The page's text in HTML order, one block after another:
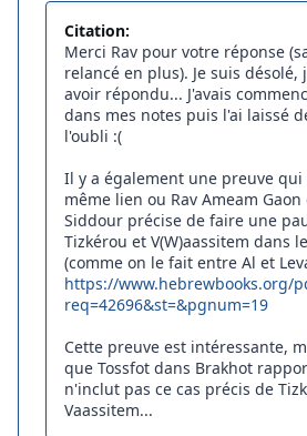
Citation:
Merci Rav pour votre réponse
relancé en plus). Je suis désolé,
avoir répondu... J'avais
dans mes notes puis l'ai laissé
l'oubli :(
Il y a également une preuve
même lien ou Rav Ameam Gaon
Siddour précise de faire une
Tizkérou et V(W)aassitem dans
(comme on le fait entre Al et
https://www.hebrewbooks.org/
req=42696&st=&pgnum=19
Cette preuve est intéressante,
que Tossfot dans Brakhot
n'inclut pas ce cas précis de
Vaassitem...